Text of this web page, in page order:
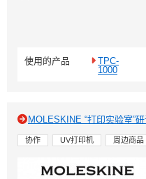
使用的产品
TPC-
1000
MOLESKINE “打印实验室”
协作 UV打印机 周边商品